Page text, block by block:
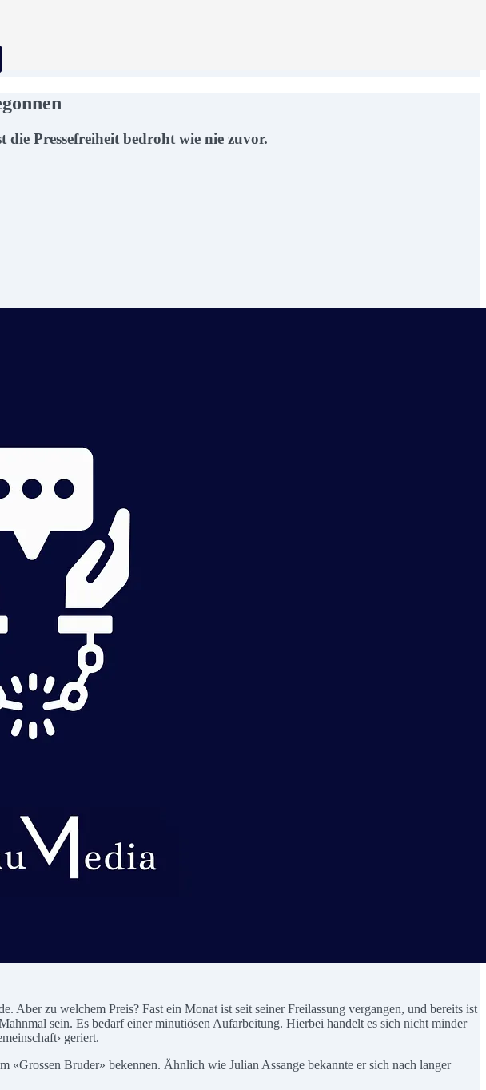
Pressefreiheit bedroht wie nie zuvor.
Aber zu welchem Preis? Fast ein Monat ist seit seiner Freilassung vergangen, und bereits ist
sein. Es bedarf einer minutiösen Aufarbeitung. Hierbei handelt es sich nicht minder
geriert.
«Grossen Bruder» bekennen. Ähnlich wie Julian Assange bekannte er sich nach langer